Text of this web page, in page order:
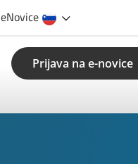
eNovice
Prijava na e-novice